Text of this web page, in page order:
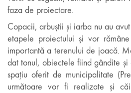
faza de proiectare.
Copacii, arbuștii și iarba nu au
etapele proiectului și vor
importantă a terenului de joacă.
dat tonul, obiectele fiind gândite și
spațiu oferit de municipalitate
următoare vor fi realizate și